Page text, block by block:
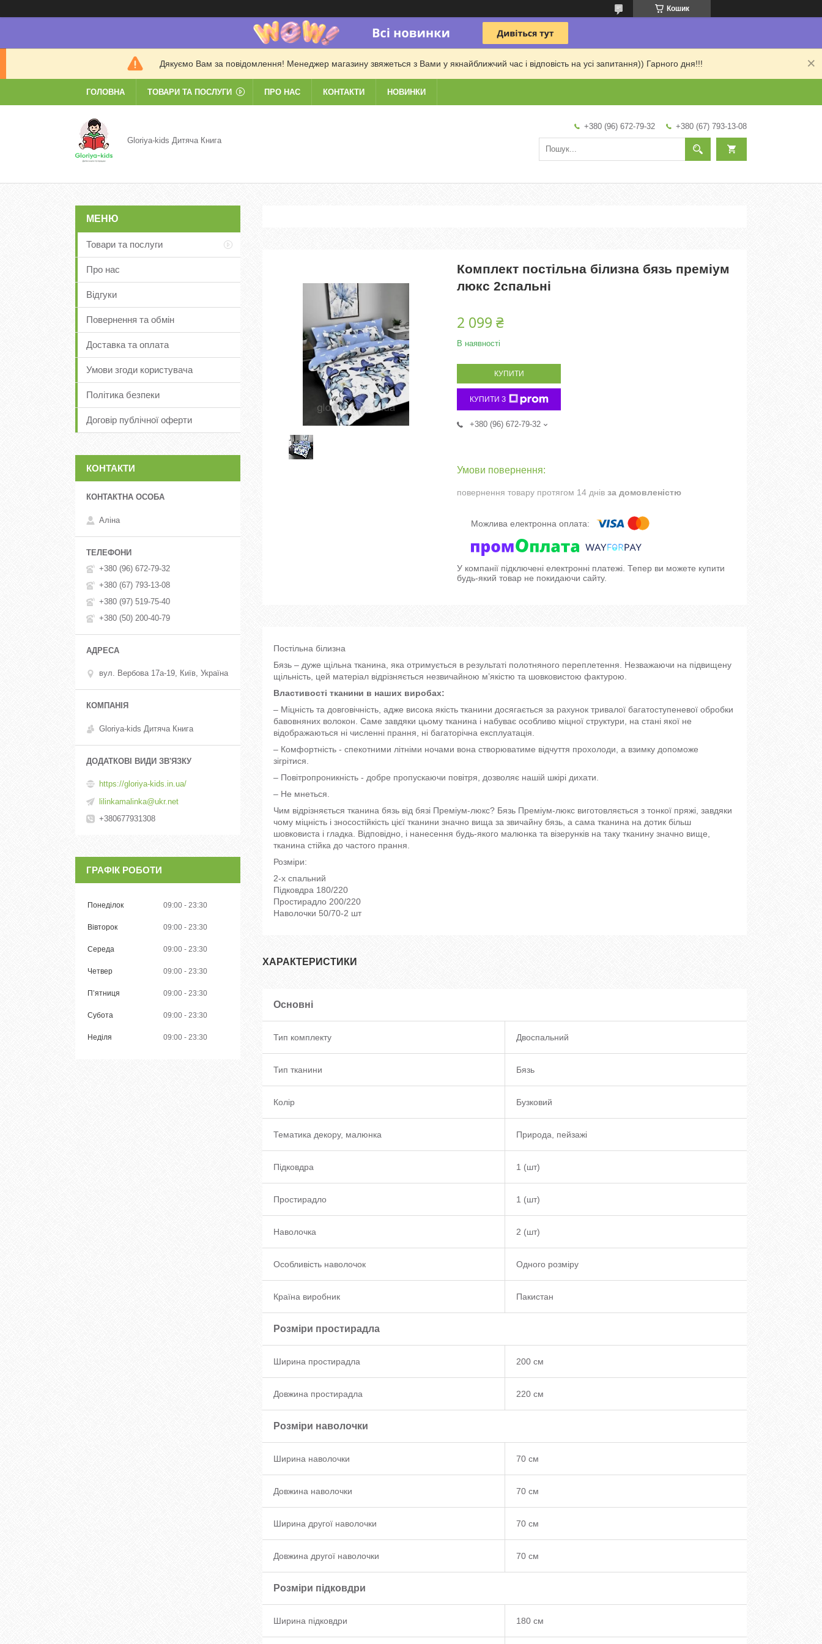
Кошик
Дякуємо Вам за повідомлення! Менеджер магазину звяжеться з Вами у якнайближчий час і відповість на усі запитання)) Гарного дня!!!
ГОЛОВНА ТОВАРИ ТА ПОСЛУГИ ПРО НАС КОНТАКТИ НОВИНКИ
Gloriya-kids Дитяча Книга
+380 (96) 672-79-32 +380 (67) 793-13-08
Комплект постільна білизна бязь преміум
люкс 2спальні
2 099 ₴
В наявності
КУПИТИ
КУПИТИ З
+380 (96) 672-79-32
повернення товару протягом 14 днів за домовленістю
У компанії підключені електронні платежі. Тепер ви можете купити
будь-який товар не покидаючи сайту.
Постільна білизна
Бязь – дуже щільна тканина, яка отримується в результаті полотняного переплетення. Незважаючи на підвищену
щільність, цей матеріал відрізняється незвичайною м’якістю та шовковистою фактурою.
Властивості тканини в наших виробах:
– Міцність та довговічність, адже висока якість тканини досягається за рахунок тривалої багатоступеневої обробки
бавовняних волокон. Саме завдяки цьому тканина і набуває особливо міцної структури, на стані якої не
відображаються ні численні прання, ні багаторічна експлуатація.
– Комфортність - спекотними літніми ночами вона створюватиме відчуття прохолоди, а взимку допоможе
зігрітися.
– Повітропроникність - добре пропускаючи повітря, дозволяє нашій шкірі дихати.
– Не мнеться.
Чим відрізняється тканина бязь від бязі Преміум-люкс? Бязь Преміум-люкс виготовляється з тонкої пряжі, завдяки
чому міцність і зносостійкість цієї тканини значно вища за звичайну бязь, а сама тканина на дотик більш
шовковиста і гладка. Відповідно, і нанесення будь-якого малюнка та візерунків на таку тканину значно вище,
тканина стійка до частого прання.
Розміри:
2-х спальний
Підковдра 180/220
Простирадло 200/220
Наволочки 50/70-2 шт
ХАРАКТЕРИСТИКИ
Основні
Тип комплекту Двоспальний
Тип тканини Бязь
Колір Бузковий
Тематика декору, малюнка Природа, пейзажі
Підковдра 1 (шт)
Простирадло 1 (шт)
Наволочка 2 (шт)
Особливість наволочок Одного розміру
Країна виробник Пакистан
Розміри простирадла
Ширина простирадла 200 см
Довжина простирадла 220 см
Розміри наволочки
Ширина наволочки 70 см
Довжина наволочки 70 см
Ширина другої наволочки 70 см
Довжина другої наволочки 70 см
Розміри підковдри
Ширина підковдри 180 см
Товари та послуги
Про нас
Відгуки
Повернення та обмін
Доставка та оплата
Умови згоди користувача
Політика безпеки
Договір публічної оферти
КОНТАКТИ
Аліна
+380 (96) 672-79-32
+380 (67) 793-13-08
+380 (97) 519-75-40
+380 (50) 200-40-79
вул. Вербова 17а-19, Київ, Україна
Gloriya-kids Дитяча Книга
https://gloriya-kids.in.ua/
lilinkamalinka@ukr.net
+380677931308
ГРАФІК РОБОТИ
Понеділок 09:00 23:30
Вівторок 09:00 23:30
Середа 09:00 23:30
Четвер 09:00 23:30
Пʼятниця 09:00 23:30
Субота 09:00 23:30
Неділя 09:00 23:30